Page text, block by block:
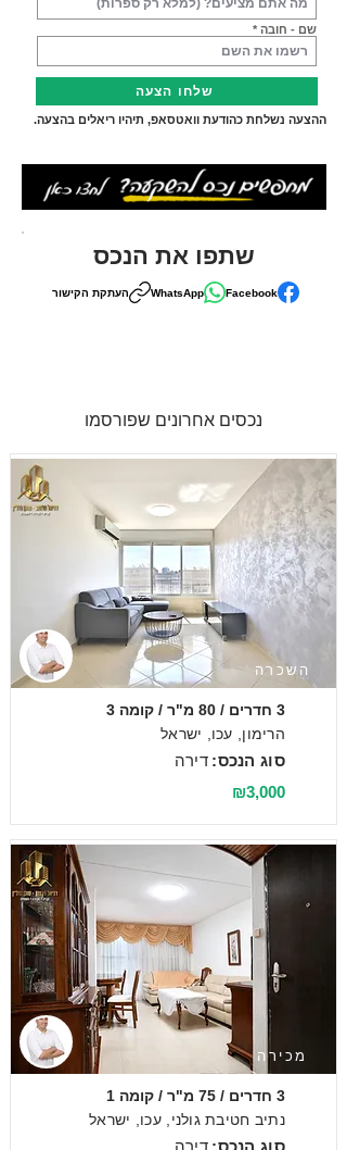
שם - חובה
שלחו הצעה
ההצעה נשלחת כהודעת וואטסאפ, תיהיו ריאלים בהצעה.
שתפו את הנכס
Facebook
WhatsApp העתקת הקישור
נכסים אחרונים שפורסמו
השכרה
3 חדרים / 80 מ"ר / קומה 3
הרימון, עכו, ישראל
דירה סוג הנכס:
₪3,000
מכירה
3 חדרים / 75 מ"ר / קומה 1
נתיב חטיבת גולני, עכו, ישראל
דירה סוג הנכס: